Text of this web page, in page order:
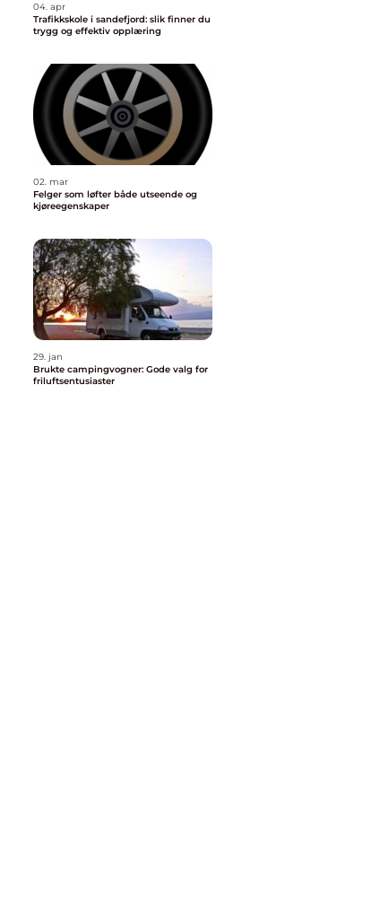
04. apr
Trafikkskole i sandefjord: slik finner du
trygg og effektiv opplæring
02. mar
Felger som løfter både utseende og
kjøreegenskaper
29. jan
Brukte campingvogner: Gode valg for
friluftsentusiaster